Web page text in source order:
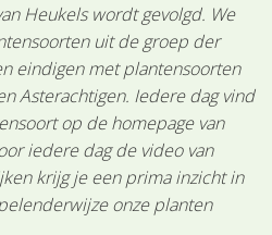
Heukels wordt gevolgd. We
uit de groep der
eindigen met plantensoorten
Asterachtigen. Iedere dag vind
op de homepage van
iedere dag de video van
krijg je een prima inzicht in
onze planten